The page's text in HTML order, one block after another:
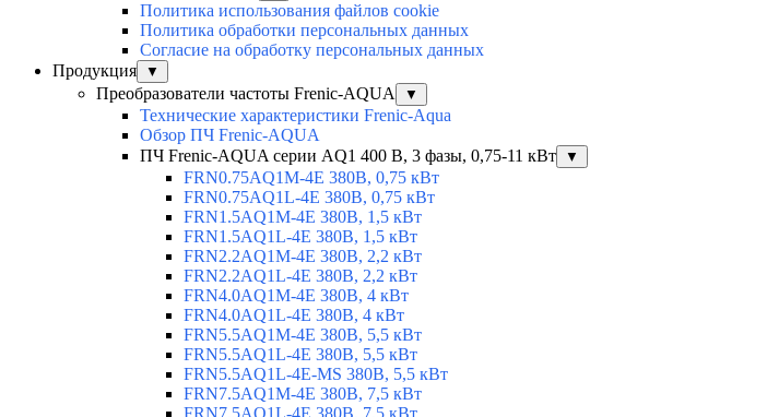
Политика использования файлов cookie
Политика обработки персональных данных
Согласие на обработку персональных данных
Продукция
▼
Преобразователи частоты Frenic-AQUA ▼
Технические характеристики Frenic-Aqua
Обзор ПЧ Frenic-AQUA
ПЧ Frenic-AQUA серии AQ1 400 В, 3 фазы, 0,75-11 кВт
▼
FRN0.75AQ1M-4E 380В, 0,75 кВт
FRN0.75AQ1L-4E 380В, 0,75 кВт
FRN1.5AQ1M-4E 380В, 1,5 кВт
FRN1.5AQ1L-4E 380В, 1,5 кВт
FRN2.2AQ1M-4E 380В, 2,2 кВт
FRN2.2AQ1L-4E 380В, 2,2 кВт
FRN4.0AQ1M-4E 380В, 4 кВт
FRN4.0AQ1L-4E 380В, 4 кВт
FRN5.5AQ1M-4E 380В, 5,5 кВт
FRN5.5AQ1L-4E 380В, 5,5 кВт
FRN5.5AQ1L-4E-MS 380В, 5,5 кВт
FRN7.5AQ1M-4E 380В, 7,5 кВт